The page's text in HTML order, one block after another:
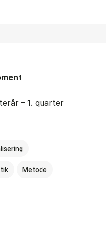
– 1. quarter
Metode